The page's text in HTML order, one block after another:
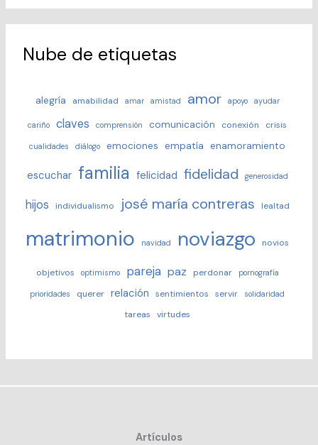
Nube de etiquetas
alegría amabilidad amar amistad amor apoyo ayudar
cariño claves comprensión comunicación conexión crisis
cualidades diálogo emociones empatía enamoramiento
escuchar familia felicidad fidelidad generosidad
hijos individualismo josé maría contreras lealtad
matrimonio navidad noviazgo novios
objetivos optimismo pareja paz perdonar pornografía
prioridades querer relación sentimientos servir solidaridad
tareas virtudes
Artículos